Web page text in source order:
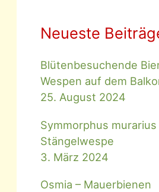
Neueste
Blütenbesuchende
Wespen auf dem
25. August 2024
Symmorphus murarius
Stängelwespe
3. März 2024
Osmia – Mauerbienen